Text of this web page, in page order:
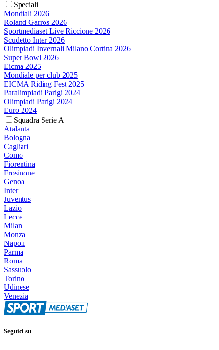
Speciali
Mondiali 2026
Roland Garros 2026
Sportmediaset Live Riccione 2026
Scudetto Inter 2026
Olimpiadi Invernali Milano Cortina 2026
Super Bowl 2026
Eicma 2025
Mondiale per club 2025
EICMA Riding Fest 2025
Paralimpiadi Parigi 2024
Olimpiadi Parigi 2024
Euro 2024
Squadra Serie A
Atalanta
Bologna
Cagliari
Como
Fiorentina
Frosinone
Genoa
Inter
Juventus
Lazio
Lecce
Milan
Monza
Napoli
Parma
Roma
Sassuolo
Torino
Udinese
Venezia
Seguici su